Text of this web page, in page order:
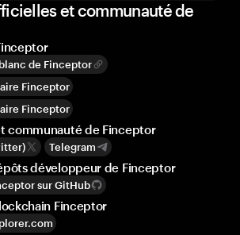
et communauté de
de Finceptor
Finceptor
Finceptor
communauté de Finceptor
Telegram
développeur de Finceptor
sur GitHub
Finceptor